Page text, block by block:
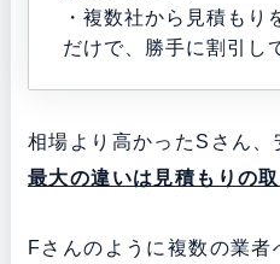
・複数社から見積もり
だけで、勝手に割引し
相場より高かったSさん
最大の違いは見積もりの
Fさんのように複数の業者